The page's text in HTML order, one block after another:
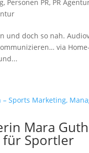
, Personen PR, PR
und doch so nah.
via
Mara
für Sportler